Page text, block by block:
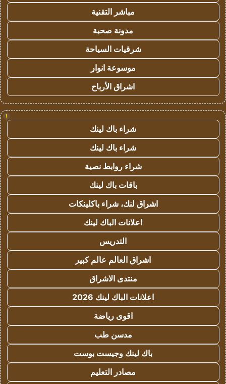
مباشر التقنية
مدونة صحبة
شرقيات السياحة
موسوعة انوار
اشراق الأرباح
!
شراء باك لينك
شراء باك لينك
شراء روابط نصية
باقات باك لينك
اشراق لنك، شراء باكلينكات
اعلانات الباك لينك
التدريس
اشراق العالم عالم كبير
منتدى الاشراق
اعلانات الباك لينك 2026
اقوى رياضة
مدسن طب
باك لينك وجيست بوست
مصادر التعليم